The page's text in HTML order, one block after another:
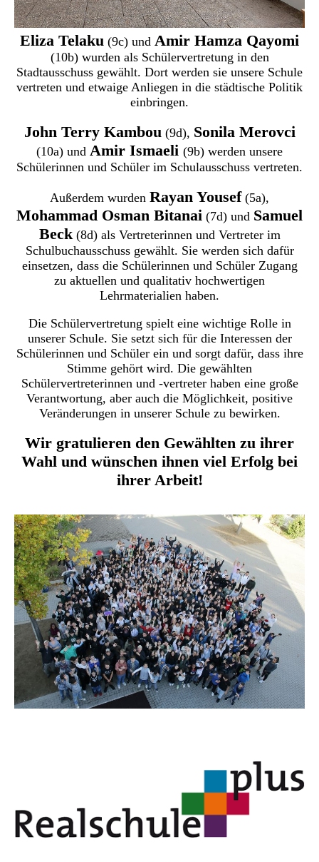
Eliza Telaku (9c) und Amir Hamza Qayomi
(10b) wurden als Schülervertretung in den
Stadtausschuss gewählt. Dort werden sie unsere Schule
vertreten und etwaige Anliegen in die städtische Politik
einbringen.
John Terry Kambou (9d), Sonila Merovci
(10a) und Amir Ismaeli (9b) werden unsere
Schülerinnen und Schüler im Schulausschuss vertreten.
Außerdem wurden Rayan Yousef(5a),
Mohammad Osman Bitanai (7d) und Samuel
Beck(8d) als Vertreterinnen und Vertreter im
Schulbuchausschuss gewählt. Sie werden sich dafür
einsetzen, dass die Schülerinnen und Schüler Zugang
zu aktuellen und qualitativ hochwertigen
Lehrmaterialien haben.
Die Schülervertretung spielt eine wichtige Rolle in
unserer Schule. Sie setzt sich für die Interessen der
Schülerinnen und Schüler ein und sorgt dafür, dass ihre
Stimme gehört wird. Die gewählten
Schülervertreterinnen und -vertreter haben eine große
Verantwortung, aber auch die Möglichkeit, positive
Veränderungen in unserer Schule zu bewirken.
Wir gratulieren den Gewählten zu ihrer
Wahl und wünschen ihnen viel Erfolg bei
ihrer Arbeit!